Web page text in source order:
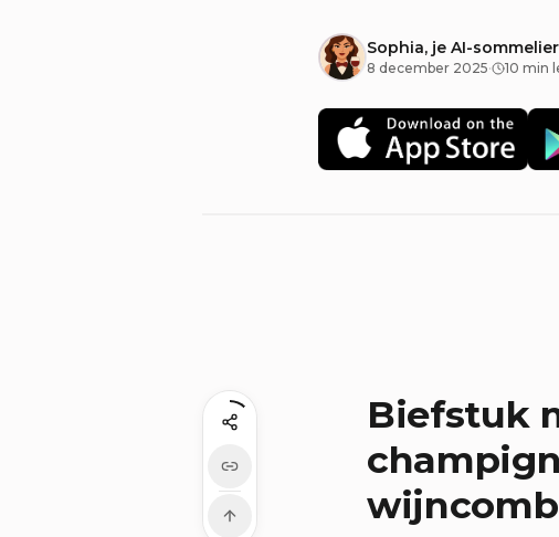
Sophia, je AI-sommelier
8 december 2025· 10 min
Biefstuk